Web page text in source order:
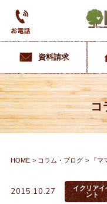
資料請求
コ
HOME コラム・ブログ 『
2015.10.27
イクリアイ
ント